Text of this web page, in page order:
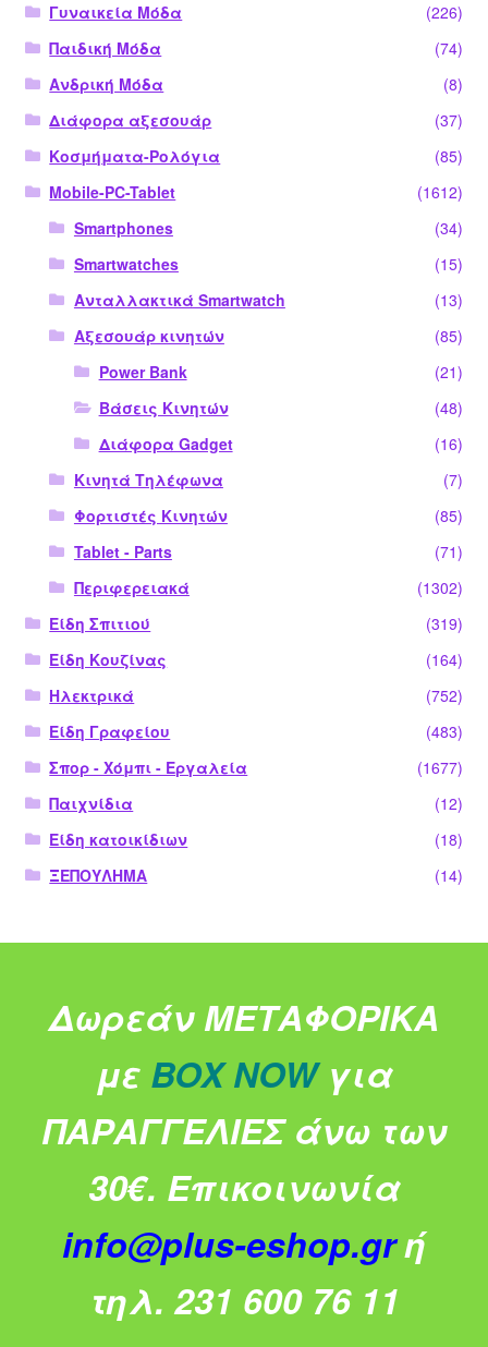
Γυναικεία Μόδα
(226)
Παιδική Μόδα
(74)
Ανδρική Μόδα
(8)
Διάφορα αξεσουάρ
(37)
Κοσμήματα-Ρολόγια
(85)
Mobile-PC-Tablet
(1612)
Smartphones
(34)
Smartwatches
(15)
Ανταλλακτικά Smartwatch
(13)
Αξεσουάρ κινητών
(85)
Power Bank
(21)
Βάσεις Κινητών
(48)
Διάφορα Gadget
(16)
Κινητά Τηλέφωνα
(7)
Φορτιστές Κινητών
(85)
Tablet - Parts
(71)
Περιφερειακά
(1302)
Είδη Σπιτιού
(319)
Είδη Κουζίνας
(164)
Ηλεκτρικά
(752)
Είδη Γραφείου
(483)
Σπορ - Χόμπι - Εργαλεία
(1677)
Παιχνίδια
(12)
Είδη κατοικίδιων
(18)
ΞΕΠΟΥΛΗΜΑ
(14)
Δωρεάν ΜΕΤΑΦΟΡΙΚΑ
με BOX NOW για
ΠΑΡΑΓΓΕΛΙΕΣ άνω των
30€. Επικοινωνία
info@plus-eshop.grή
τηλ. 231 600 76 11